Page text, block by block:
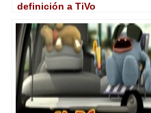
definición a TiVo